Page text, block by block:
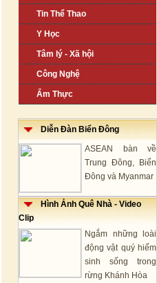
Tin Thể Thao
Y Học
Tâm lý - Xã hội
Công Nghệ
Ẩm Thực
Diễn Đàn Biển Đông
ASEAN bàn về
Trung Đông, Biển
Đông và Myanmar
Hình Ảnh Quê Nhà - Video
Clip
Ngắm những loài
động vật quý hiếm
sinh sống trong
rừng Khánh Hòa